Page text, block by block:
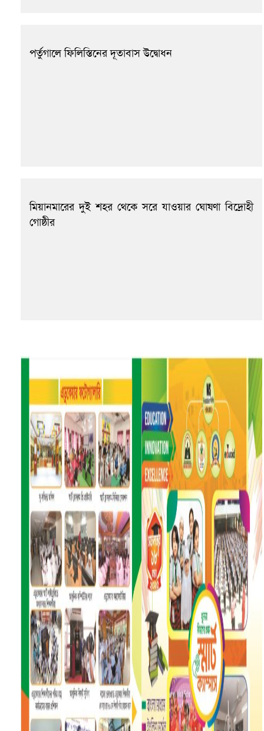
পর্তুগালে ফিলিস্তিনের দূতাবাস উদ্বোধন
মিয়ানমারের দুই শহর থেকে সরে যাওয়ার ঘোষণা বিদ্রোহী
গোষ্ঠীর